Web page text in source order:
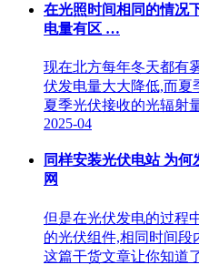
在光照时间相同的情况
电量有区 …
现在北方每年冬天都有
伏发电量大大降低,而夏
夏季光伏接收的光辐射
2025-04
同样安装光伏电站 为
网
但是在光伏发电的过程
的光伏组件,相同时间段
这篇干货文章让你知道了